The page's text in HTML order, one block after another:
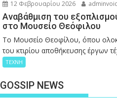
12 Φεβρουαρίου 2026
Αναβάθμιση του
στο Μουσείο Θεόφιλου
Το Μουσείο Θεοφίλου, όπου
του κτιρίου αποθήκευσης έργων
ΤΕΧΝΗ
GOSSIP NEWS